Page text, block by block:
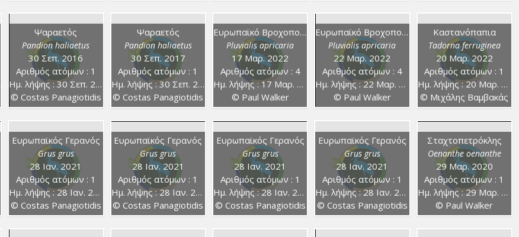
Ψαραετός
Pandion haliaetus
30 Σεπ. 2016
Αριθμός ατόμων : 1
Ημ. λήψης : 30 Σεπ. 2016
© Costas Panagiotidis
Ψαραετός
Pandion haliaetus
30 Σεπ. 2017
Αριθμός ατόμων : 1
Ημ. λήψης : 30 Σεπ. 2017
© Costas Panagiotidis
Ευρωπαϊκό Βροχοπούλι
Pluvialis apricaria
17 Μαρ. 2022
Αριθμός ατόμων : 4
Ημ. λήψης : 17 Μαρ. 2022
© Paul Walker
Ευρωπαϊκό Βροχοπούλι
Pluvialis apricaria
22 Μαρ. 2022
Αριθμός ατόμων : 4
Ημ. λήψης : 22 Μαρ. 2022
© Paul Walker
Καστανόπαπια
Tadorna ferruginea
20 Μαρ. 2022
Αριθμός ατόμων : 1
Ημ. λήψης : 20 Μαρ. 2022
© Μιχάλης Βαμβακάς
Ευρωπαϊκός Γερανός
Grus grus
28 Ιαν. 2021
Αριθμός ατόμων : 1
Ημ. λήψης : 28 Ιαν. 2021
© Costas Panagiotidis
Ευρωπαϊκός Γερανός
Grus grus
28 Ιαν. 2021
Αριθμός ατόμων : 1
Ημ. λήψης : 28 Ιαν. 2021
© Costas Panagiotidis
Ευρωπαϊκός Γερανός
Grus grus
28 Ιαν. 2021
Αριθμός ατόμων : 1
Ημ. λήψης : 28 Ιαν. 2021
© Costas Panagiotidis
Ευρωπαϊκός Γερανός
Grus grus
28 Ιαν. 2021
Αριθμός ατόμων : 1
Ημ. λήψης : 28 Ιαν. 2021
© Costas Panagiotidis
Σταχτοπετρόκλης
Oenanthe oenanthe
29 Μαρ. 2020
Αριθμός ατόμων : 1
Ημ. λήψης : 29 Μαρ. 2020
© Paul Walker